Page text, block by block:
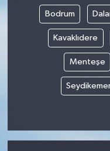
Bodrum
Kavaklıdere
Menteşe